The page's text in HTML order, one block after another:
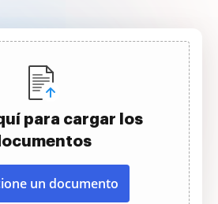
para cargar los
un documento